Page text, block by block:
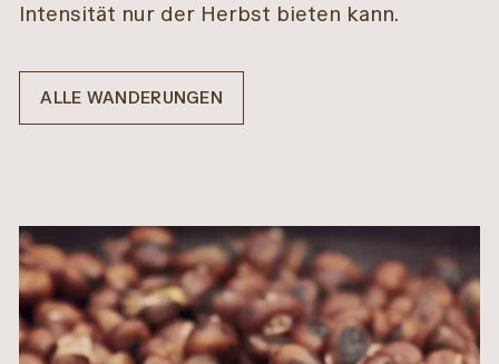
Intensität nur der Herbst bieten kann.
ALLE WANDERUNGEN